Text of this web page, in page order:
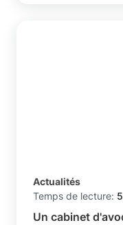
Actualités
Temps de lecture:
Un cabinet